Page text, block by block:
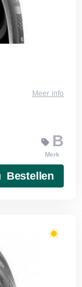
Meer info
B
Merk
Bestellen